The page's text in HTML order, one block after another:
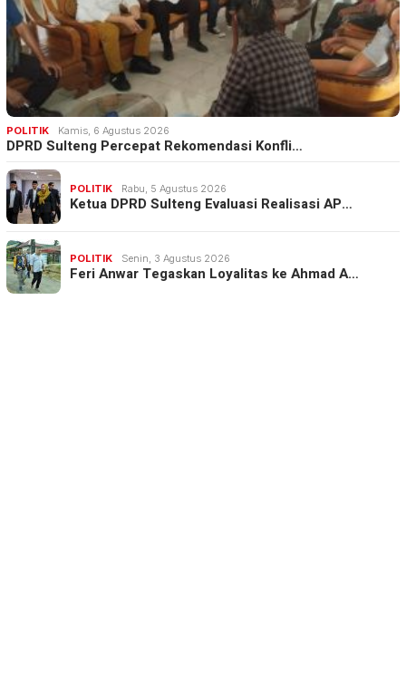
POLITIK Kamis, 6 Agustus 2026
DPRD Sulteng Percepat Rekomendasi Konfli…
POLITIK Rabu, 5 Agustus 2026
Ketua DPRD Sulteng Evaluasi Realisasi AP…
POLITIK Senin, 3 Agustus 2026
Feri Anwar Tegaskan Loyalitas ke Ahmad A…